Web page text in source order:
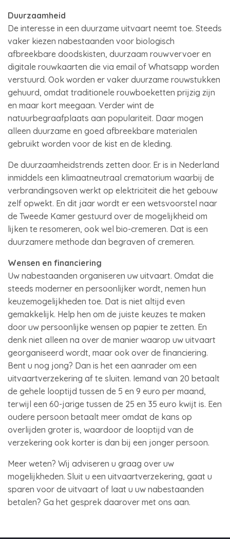
Duurzaamheid
De interesse in een duurzame uitvaart neemt toe. Steeds
vaker kiezen nabestaanden voor biologisch
afbreekbare doodskisten, duurzaam rouwvervoer en
digitale rouwkaarten die via email of Whatsapp worden
verstuurd. Ook worden er vaker duurzame rouwstukken
gehuurd, omdat traditionele rouwboeketten prijzig zijn
en maar kort meegaan. Verder wint de
natuurbegraafplaats aan populariteit. Daar mogen
alleen duurzame en goed afbreekbare materialen
gebruikt worden voor de kist en de kleding.
De duurzaamheidstrends zetten door. Er is in Nederland
inmiddels een klimaatneutraal crematorium waarbij de
verbrandingsoven werkt op elektriciteit die het gebouw
zelf opwekt. En dit jaar wordt er een wetsvoorstel naar
de Tweede Kamer gestuurd over de mogelijkheid om
lijken te resomeren, ook wel bio-cremeren. Dat is een
duurzamere methode dan begraven of cremeren.
Wensen en financiering
Uw nabestaanden organiseren uw uitvaart. Omdat die
steeds moderner en persoonlijker wordt, nemen hun
keuzemogelijkheden toe. Dat is niet altijd even
gemakkelijk. Help hen om de juiste keuzes te maken
door uw persoonlijke wensen op papier te zetten. En
denk niet alleen na over de manier waarop uw uitvaart
georganiseerd wordt, maar ook over de financiering.
Bent u nog jong? Dan is het een aanrader om een
uitvaartverzekering af te sluiten. Iemand van 20 betaalt
de gehele looptijd tussen de 5 en 9 euro per maand,
terwijl een 60-jarige tussen de 25 en 35 euro kwijt is. Een
oudere persoon betaalt meer omdat de kans op
overlijden groter is, waardoor de looptijd van de
verzekering ook korter is dan bij een jonger persoon.
Meer weten? Wij adviseren u graag over uw
mogelijkheden. Sluit u een uitvaartverzekering, gaat u
sparen voor de uitvaart of laat u uw nabestaanden
betalen? Ga het gesprek daarover met ons aan.